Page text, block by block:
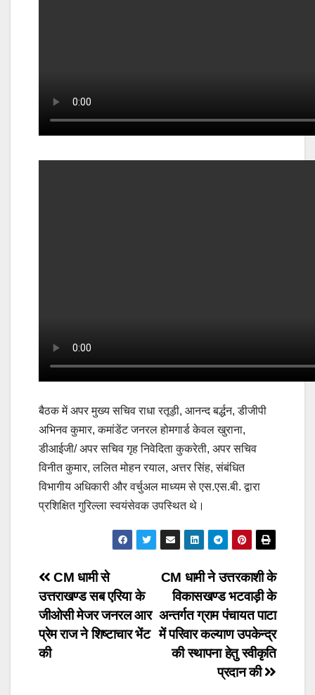
बैठक में अपर मुख्य सचिव राधा रतूड़ी, आनन्द बर्द्धन, डीजीपी
अभिनव कुमार, कमांडेंट जनरल होमगार्ड केवल खुराना,
डीआईजी/ अपर सचिव गृह निवेदिता कुकरेती, अपर सचिव
विनीत कुमार, ललित मोहन रयाल, अत्तर सिंह, संबंधित
विभागीय अधिकारी और वर्चुअल माध्यम से एस.एस.बी. द्वारा
प्रशिक्षित गुरिल्ला स्वयंसेवक उपस्थित थे।
Post
navigation
CM धामी ने उत्तरकाशी के
विकासखण्ड भटवाड़ी के
अन्तर्गत ग्राम पंचायत पाटा
में परिवार कल्याण उपकेन्द्र
की स्थापना हेतु स्वीकृति
प्रदान की
CM धामी से
उत्तराखण्ड सब एरिया के
जीओसी मेजर जनरल आर
प्रेम राज ने शिष्टाचार भेंट
की